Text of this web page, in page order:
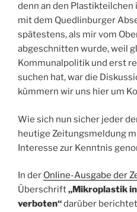
denn an den Plastikteilchen
mit dem Quedlinburger
spätestens, als mir vom
abgeschnitten wurde, weil
Kommunalpolitik und erst
suchen hat, war die
kümmern wir uns hier um
Wie sich nun sicher jeder
heutige Zeitungsmeldung
Interesse zur Kenntnis
In der Online-Ausgabe der
Überschrift„Mikroplastik
verboten“darüber